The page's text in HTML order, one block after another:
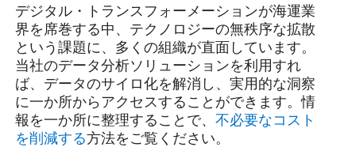
デジタル・トランスフォーメーションが海運業
界を席巻する中、テクノロジーの無秩序な拡散
という課題に、多くの組織が直面しています。
当社のデータ分析ソリューションを利用すれ
ば、データのサイロ化を解消し、実用的な洞察
に一か所からアクセスすることができます。情
報を一か所に整理することで、 不必要なコスト
を削減する方法をご覧ください。